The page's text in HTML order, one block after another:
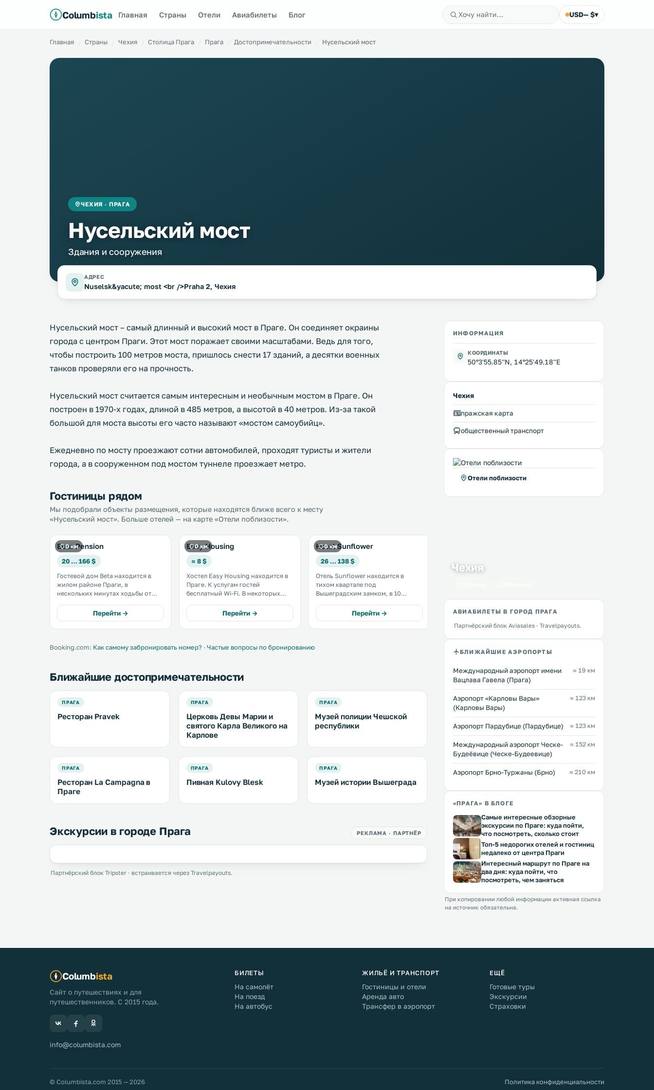
Columbista Главная Страны Отели Авиабилеты Блог USD— $▾
Главная Страны Чехия Столица Прага Прага Достопримечательности Нусельский мост
ЧЕХИЯ · ПРАГА
Нусельский мост
Здания и сооружения
АДРЕС
Nuselsk&yacute; most <br />Praha 2, Чехия
Нусельский мост – самый длинный и высокий мост в Праге. Он соединяет окраины
города с центром Праги. Этот мост поражает своими масштабами. Ведь для того,
чтобы построить 100 метров моста, пришлось снести 17 зданий, а десятки военных
танков проверяли его на прочность.
Нусельский мост считается самым интересным и необычным мостом в Праге. Он
построен в 1970-х годах, длиной в 485 метров, а высотой в 40 метров. Из-за такой
большой для моста высоты его часто называют «мостом самоубийц».
Ежедневно по мосту проезжают сотни автомобилей, проходят туристы и жители
города, а в сооруженном под мостом туннеле проезжает метро.
Гостиницы рядом
Мы подобрали объекты размещения, которые находятся ближе всего к месту
«Нусельский мост». Больше отелей — на карте «Отели поблизости».
0 км
Beta Pension
20 … 166 $
Гостевой дом Beta находится в
жилом районе Праги, в
нескольких минутах ходьбы от
Вышеград и в 350 метрах от
Пражского конгресс-центра. Во
всех номерах предоставляется
Перейти →
0 км
Easy Housing
≈ 8 $
Хостел Easy Housing находится в
Праге. К услугам гостей
бесплатный Wi-Fi. В некоторых
гостей общая кухня. В
непосредственной близости
линий 18 и 24. .
Перейти →
0 км
Hotel Sunflower
26 … 138 $
Отель Sunflower находится в
тихом квартале под
Вышеградским замком, в 10
Старого города Праги. К услугам
гостей номера с отдельной
ванной комнатой, спутниковым
Перейти →
и в 1,6 км от Национального
музея. На всей территории
пользоваться Wi-Fi. .
Перейти →
Национального музея
гостиная зона и мини-
духовкой,
и холодильником. .
Booking.com: Как самому забронировать номер? · Частые вопросы по бронированию
Ближайшие достопримечательности
ПРАГА
Ресторан Pravek
ПРАГА
Церковь Девы Марии и
святого Карла Великого на
Карлове
ПРАГА
Музей полиции Чешской
республики
ПРАГА
Ресторан La Campagna в
Праге
ПРАГА
Пивная Kulovy Blesk
ПРАГА
Музей истории Вышеграда
Экскурсии в городе Прага РЕКЛАМА · ПАРТНЁР
Партнёрский блок Tripster · встраивается через Travelpayouts.
ИНФОРМАЦИЯ
КООРДИНАТЫ
50°3'55.85''N, 14°25'49.18''E
Чехия
пражская карта
общественный транспорт
Отели поблизости
Чехия
АВИАБИЛЕТЫ В ГОРОД ПРАГА
Партнёрский блок Aviasales · Travelpayouts.
БЛИЖАЙШИЕ АЭРОПОРТЫ
Международный аэропорт имени
Вацлава Гавела (Прага)
≈ 19 км
Аэропорт «Карловы Вары»
(Карловы Вары)
≈ 123 км
Аэропорт Пардубице (Пардубице) ≈ 123 км
Международный аэропорт Ческе-
Будеёвице (Ческе-Будеевице)
≈ 152 км
Аэропорт Брно-Туржаны (Брно) ≈ 210 км
«ПРАГА» В БЛОГЕ
Самые интересные обзорные
экскурсии по Праге: куда пойти,
что посмотреть, сколько стоит
Топ-5 недорогих отелей и гостиниц
недалеко от центра Праги
Интересный маршрут по Праге на
два дня: куда пойти, что
посмотреть, чем заняться
При копировании любой информации активная ссылка
на источник обязательна.
Columbista
Сайт о путешествиях и для
путешественников. С 2015 года.
info@columbista.com
БИЛЕТЫ
На самолёт
На поезд
На автобус
ЖИЛЬЁ И ТРАНСПОРТ
Гостиницы и отели
Аренда авто
Трансфер в аэропорт
ЕЩЁ
Готовые туры
Экскурсии
Страховки
© Columbista.com 2015 — 2026 Политика конфиденциальности